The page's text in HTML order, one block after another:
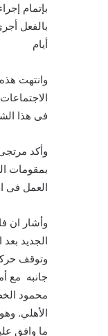
بإتمام
بالفعل
أيام
وانتهت
فى هذا
وأكد
بمقومات
العمل فى
وأشار ان
الجديد
وتوقف
جانبه مع
محمود
الأهلي.
ما وافق